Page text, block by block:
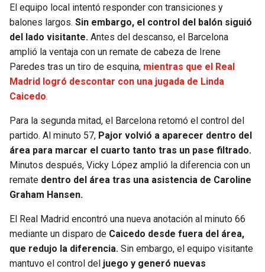
El equipo local intentó responder con transiciones y
balones largos. Sin embargo, el control del balón siguió
del lado visitante. Antes del descanso, el Barcelona
amplió la ventaja con un remate de cabeza de Irene
Paredes tras un tiro de esquina, mientras que el Real
Madrid logró descontar con una jugada de Linda
Caicedo.
Para la segunda mitad, el Barcelona retomó el control del
partido. Al minuto 57, Pajor volvió a aparecer dentro del
área para marcar el cuarto tanto tras un pase filtrado.
Minutos después, Vicky López amplió la diferencia con un
remate dentro del área tras una asistencia de Caroline
Graham Hansen.
El Real Madrid encontró una nueva anotación al minuto 66
mediante un disparo de Caicedo desde fuera del área,
que redujo la diferencia. Sin embargo, el equipo visitante
mantuvo el control del juego y generó nuevas